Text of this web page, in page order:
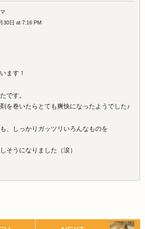
30日 at 7:16 PM
ます！
です。
を巻いたらとても爽快になったようでした♪
、しっかりガッツリいろんなものを
そうになりました（涙）